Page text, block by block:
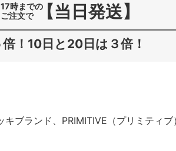
17時までの
ご注文で 【当日発送】
！10日と20日は３倍！
ブランド、PRIMITIVE（プリミティブ